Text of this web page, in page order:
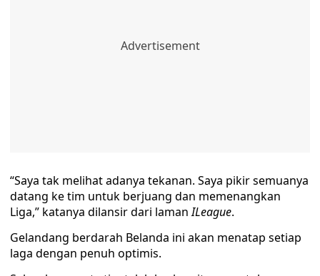
“Saya tak melihat adanya tekanan. Saya pikir semuanya
datang ke tim untuk berjuang dan memenangkan
Liga,” katanya dilansir dari lamanILeague.
Gelandang berdarah Belanda ini akan menatap setiap
laga dengan penuh optimis.